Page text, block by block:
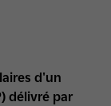
d'un
délivré par